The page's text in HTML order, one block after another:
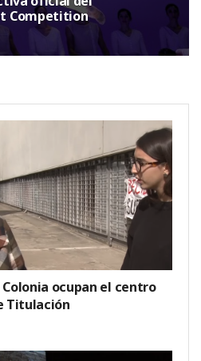
Competition
Colonia ocupan el centro
Titulación